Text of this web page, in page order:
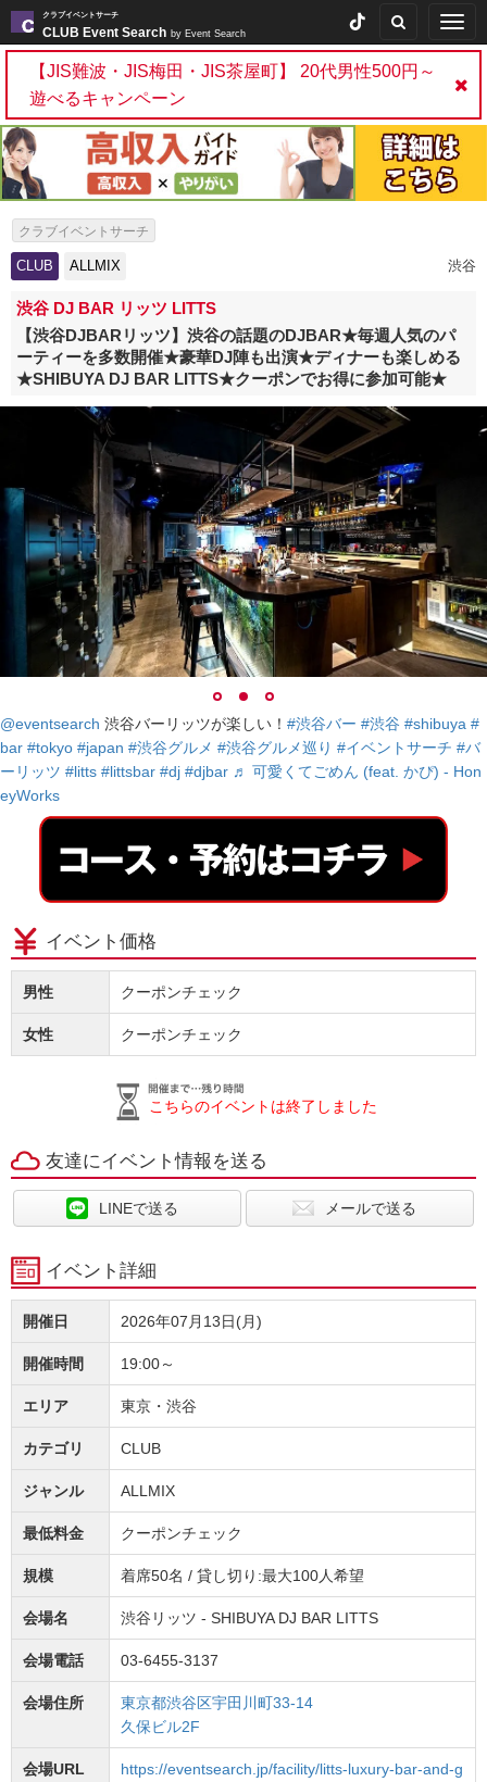
クラブイベントサーチ
CLUB Event Search by Event Search
【JIS難波・JIS梅田・JIS茶屋町】 20代男性500円～
遊べるキャンペーン
クラブイベントサーチ
CLUB ALLMIX 渋谷
渋谷 DJ BAR リッツ LITTS
【渋谷DJBARリッツ】渋谷の話題のDJBAR★毎週人気のパ
ーティーを多数開催★豪華DJ陣も出演★ディナーも楽しめる
★SHIBUYA DJ BAR LITTS★クーポンでお得に参加可能★
@eventsearch 渋谷バーリッツが楽しい！ #渋谷バー #渋谷 #shibuya #
bar #tokyo #japan #渋谷グルメ #渋谷グルメ巡り #イベントサーチ #バ
ーリッツ #litts #littsbar #dj #djbar ♬ 可愛くてごめん (feat. かぴ) - Hon
eyWorks
イベント価格
男性 クーポンチェック
女性 クーポンチェック
こちらのイベントは終了しました
友達にイベント情報を送る
LINEで送る メールで送る
イベント詳細
開催日 2026年07月13日(月)
開催時間 19:00～
エリア 東京・渋谷
カテゴリ CLUB
ジャンル ALLMIX
最低料金 クーポンチェック
規模 着席50名 / 貸し切り:最大100人希望
会場名 渋谷リッツ - SHIBUYA DJ BAR LITTS
会場電話 03-6455-3137
会場住所
東京都渋谷区宇田川町33-14
久保ビル2F
会場URL
https://eventsearch.jp/facility/litts-luxury-bar-and-g